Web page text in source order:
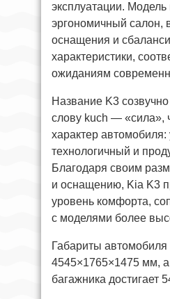
эксплуатации. Модель
эргономичный салон,
оснащения и
характеристики,
ожиданиям
Название K3
слову kuch — «сила»,
характер
технологичный и
Благодаря своим
и оснащению, Kia K3
уровень комфорта,
с моделями более
Габариты автомобиля
4545×1765×1475 мм,
багажника достигает